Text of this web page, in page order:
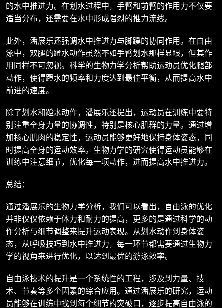
的水中推进力。在划水过程中，手臂和前臂的作用力不仅要
适当分布，还需要在水中形成强烈的推力流线。
此外，潘展乐还强调水中推进力与脚蹼的协同作用。在自由
泳中，双腿的蹬水动作虽然不如手臂划水那样显眼，但其作
用同样不可忽视。科学的生物力学分析帮助运动员优化腿部
动作，使得蹬水的频率和力度达到最佳平衡，从而提高水中
前进的速度。
除了划水和蹬水动作，潘展乐还提出，运动员在训练中要特
别注重全身力量的协调性，特别是核心肌群的力量。通过增
加核心肌肉的稳定性，运动员能够更好地保持身体姿态，同
时提高全身的运动效率。生物力学的研究使得运动员能够在
训练中注意细节，优化每一项动作，进而提高水中推进力。
总结：
通过潘展乐的生物力学分析，我们可以看出，自由泳的优化
并非仅仅依赖于体力和耐力的提高，更多的是通过科学的动
作分析与细节调整来提升运动表现。从划水动作到身体姿
态，从呼吸技巧到水中推进力，每一环节都需要通过生物力
学的视角来进行优化，以达到最优的游泳效率。
自由泳技术的提升是一个系统性的工程，涉及到力量、技
术、节奏等多个因素的综合应用。通过潘展乐的研究，运动
员能够在训练中找到每个细节的突破口，逐步提高自由泳的